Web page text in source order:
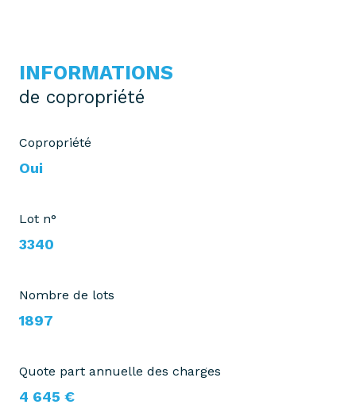
INFORMATIONS
de copropriété
Copropriété
Oui
Lot n°
3340
Nombre de lots
1897
Quote part annuelle des charges
4 645 €